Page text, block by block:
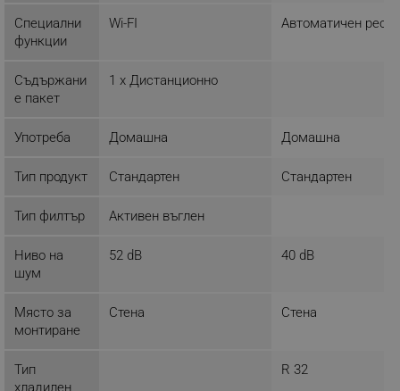
Специални
функции
Wi-FI Автоматичен
Съдържани
е пакет
1 x Дистанционно
Употреба Домашна Домашна
Тип продукт Стандартен Стандартен
Тип филтър Активен въглен
Ниво на
шум
52 dB 40 dB
Място за
монтиране
Стена Стена
Тип
хладилен
R 32